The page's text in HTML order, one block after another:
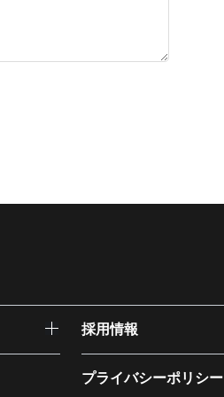
採用情報
プライバシーポリシー